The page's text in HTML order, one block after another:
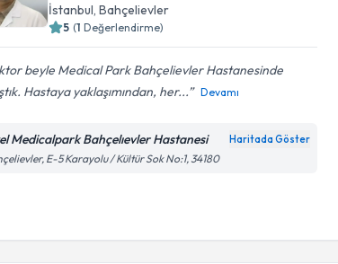
İstanbul, Bahçelievler
5 (1 Değerlendirme)
beyle Medical Park Bahçelievler Hastanesinde
Hastaya yaklaşımından, her...
Devamı
Medicalpark Bahçelıevler Hastanesi Haritada Göster
E-5 Karayolu / Kültür Sok No:1, 34180